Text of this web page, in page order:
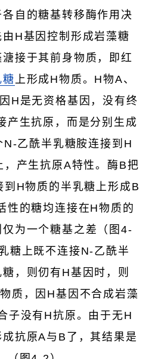
自的糖基转移酶作用决
H基因控制形成岩藻糖
接于其前身物质，即红
糖上形成H物质。H物A、
H是无资格基因，没有终
产生抗原，而是分别生成
乙酰半乳糖胺连接到H
产生抗原A特性。酶B把
H物质的半乳糖上形成B
性的糖均连接在H物质的
为一个糖基之差（图4-
糖上既不连接N-乙酰半
，则仞有H基因时，则
质，因H基因不合成岩藻
子没有H抗原。由于无H
抗原A与B了，其结果是